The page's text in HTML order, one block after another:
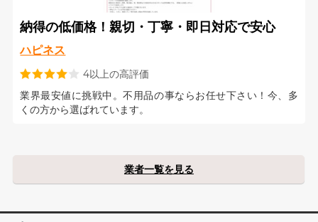
納得の低価格！親切・丁寧・即日対応で安心
ハピネス
4以上の高評価
業界最安値に挑戦中。不用品の事ならお任せ下さい！今、多
くの方から選ばれています。
業者一覧を見る